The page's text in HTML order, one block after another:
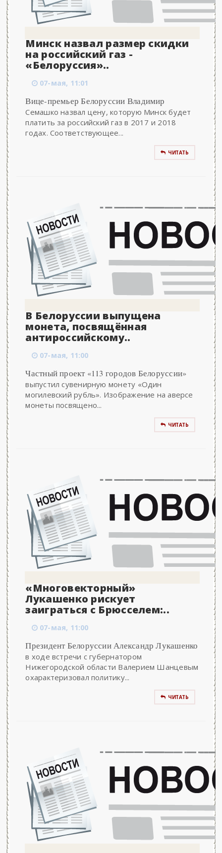
Минск назвал размер скидки
на российский газ -
«Белоруссия»..
07-мая, 11:01
Вице-премьер Белоруссии Владимир
Семашко назвал цену, которую Минск будет
платить за российский газ в 2017 и 2018
годах. Соответствующее...
ЧИТАТЬ
В Белоруссии выпущена
монета, посвящённая
антироссийскому..
07-мая, 11:00
Частный проект «113 городов Белоруссии»
выпустил сувенирную монету «Один
могилевский рубль». Изображение на аверсе
монеты посвящено...
ЧИТАТЬ
«Многовекторный»
Лукашенко рискует
заиграться с Брюсселем:..
07-мая, 11:00
Президент Белоруссии Александр Лукашенко
в ходе встречи с губернатором
Нижегородской области Валерием Шанцевым
охарактеризовал политику...
ЧИТАТЬ